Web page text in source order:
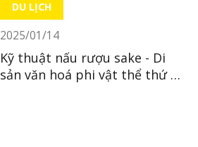
DU LỊCH
2025/01/14
Kỹ thuật nấu rượu sake - Di
sản văn hoá phi vật thể thứ 23